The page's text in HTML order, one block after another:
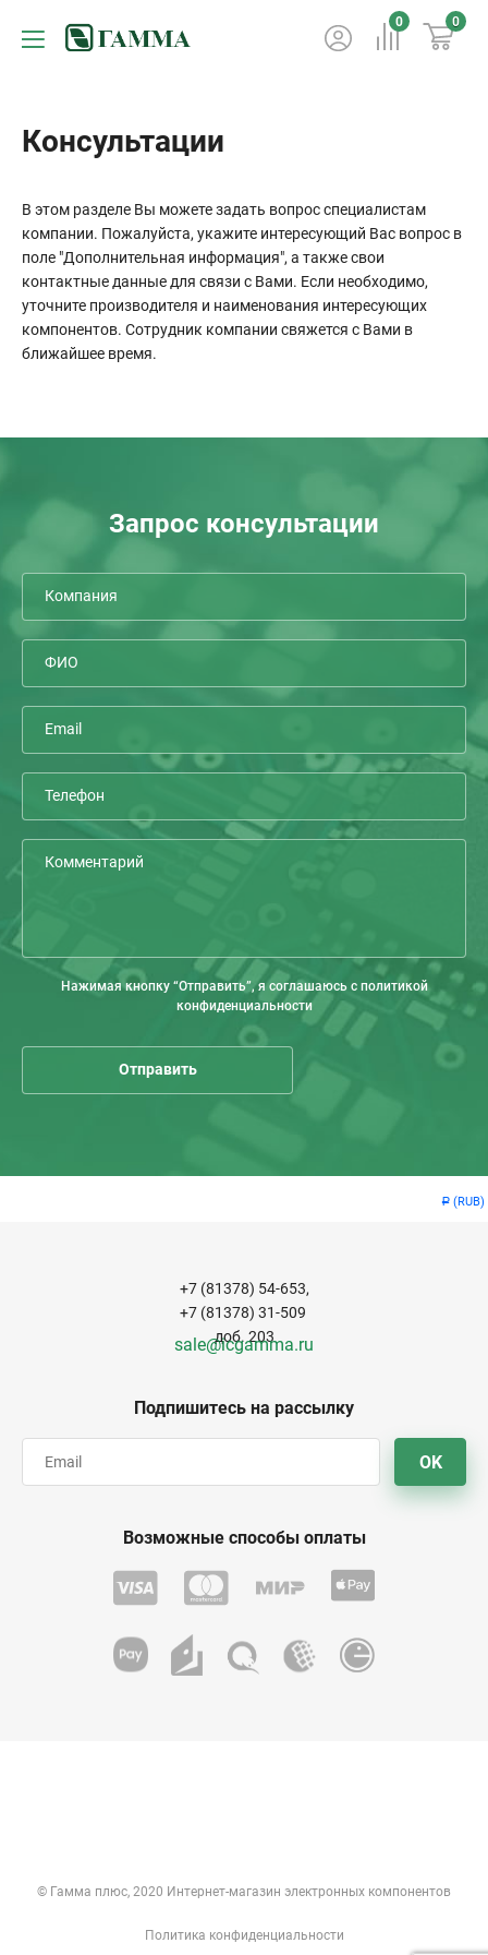
Р (RUB)
0 0
Консультации
В этом разделе Вы можете задать вопрос специалистам
компании. Пожалуйста, укажите интересующий Вас вопрос в
поле "Дополнительная информация", а также свои
контактные данные для связи с Вами. Если необходимо,
уточните производителя и наименования интересующих
компонентов. Сотрудник компании свяжется с Вами в
ближайшее время.
Запрос консультации
Нажимая кнопку “Отправить”, я соглашаюсь с политикой
конфиденциальности
Подпишитесь на рассылку
OK
+7 (81378) 54-653,
+7 (81378) 31-509
доб. 203
sale@icgamma.ru
Возможные способы оплаты
© Гамма плюс, 2020 Интернет-магазин электронных компонентов
Политика конфиденциальности